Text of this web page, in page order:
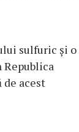
sulfuric și o
acest